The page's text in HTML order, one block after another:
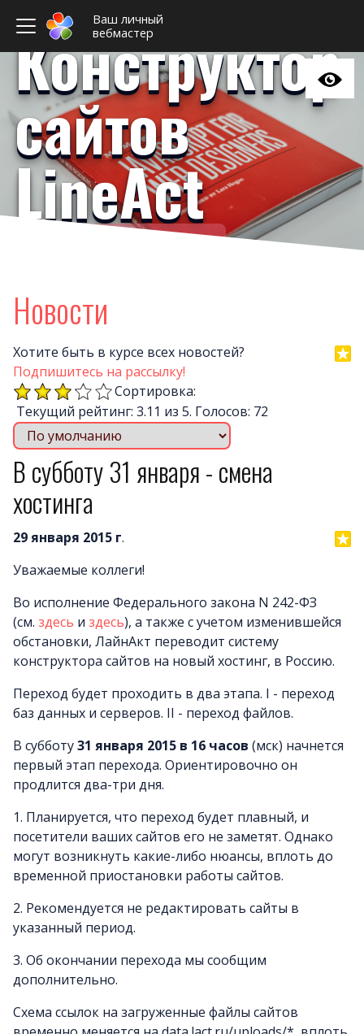
Ваш личный
вебмастер
Почему LineAct
Конструктор
сайтов
LineAct
Ваш личный вебмастер
Новости
Хотите быть в курсе всех новостей?
Подпишитесь на рассылку!
Текущий рейтинг: 3.11 из 5. Голосов: 72
Сортировка:
В субботу 31 января - смена
хостинга
29 января 2015 г.
Уважаемые коллеги!
Во исполнение Федерального закона N 242-ФЗ
(см. здесь и здесь), а также с учетом изменившейся
обстановки, ЛайнАкт переводит систему
конструктора сайтов на новый хостинг, в Россию.
Переход будет проходить в два этапа. I - переход
баз данных и серверов. II - переход файлов.
В субботу31 января 2015 в 16 часов (мск) начнется
первый этап перехода. Ориентировочно он
продлится два-три дня.
1. Планируется, что переход будет плавный, и
посетители ваших сайтов его не заметят. Однако
могут возникнуть какие-либо нюансы, вплоть до
временной приостановки работы сайтов.
2. Рекомендуется не редактировать сайты в
указанный период.
3. Об окончании перехода мы сообщим
дополнительно.
Схема ссылок на загруженные файлы сайтов